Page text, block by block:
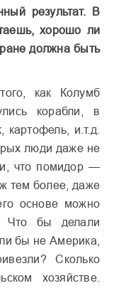
результат. В
хорошо ли
должна быть
как Колумб
корабли, в
картофель, и.т.д.
люди даже не
что помидор —
тем более, даже
основе можно
Что бы делали
бы не Америка,
Сколько
хозяйстве.